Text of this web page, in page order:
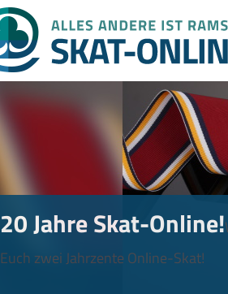
20 Jahre Skat-Online!
Euch zwei Jahrzente Online-Skat!